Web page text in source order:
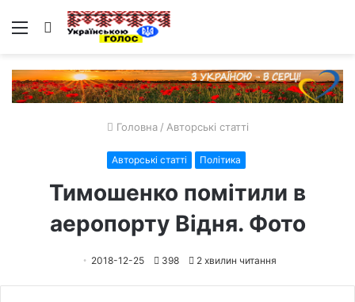
Меню Пошук
Головна / Авторські статті
Авторські статті Політика
Тимошенко помітили в
аеропорту Відня. Фото
2018-12-25 398 2 хвилин читання